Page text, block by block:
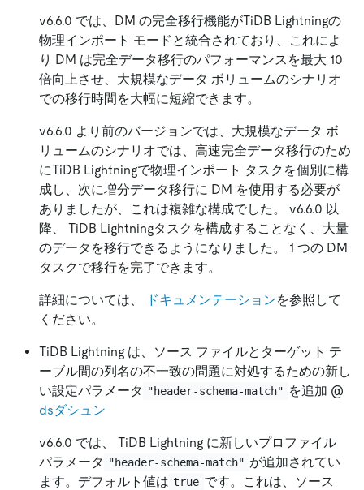
v6.6.0 では、DM の完全移行機能がTiDB Lightningの
物理インポート モードと統合されており、これによ
り DM は完全データ移行のパフォーマンスを最大 10
倍向上させ、大規模なデータ ボリュームのシナリオ
での移行時間を大幅に短縮できます。
v6.6.0 より前のバージョンでは、大規模なデータ ボ
リュームのシナリオでは、高速完全データ移行のため
にTiDB Lightningで物理インポート タスクを個別に構
成し、次に増分データ移行に DM を使用する必要が
ありましたが、これは複雑な構成でした。 v6.6.0 以
降、 TiDB Lightningタスクを構成することなく、大量
のデータを移行できるようになりました。 1 つの DM
タスクで移行を完了できます。
詳細については、 ドキュメンテーションを参照して
ください。
TiDB Lightning は、ソース ファイルとターゲット テ
ーブル間の列名の不一致の問題に対処するための新し
い設定パラメータ "header-schema-match" を追加 @
dsダシュン
v6.6.0 では、 TiDB Lightning に新しいプロファイル
パラメータ "header-schema-match" が追加されてい
ます。デフォルト値は true です。これは、ソース